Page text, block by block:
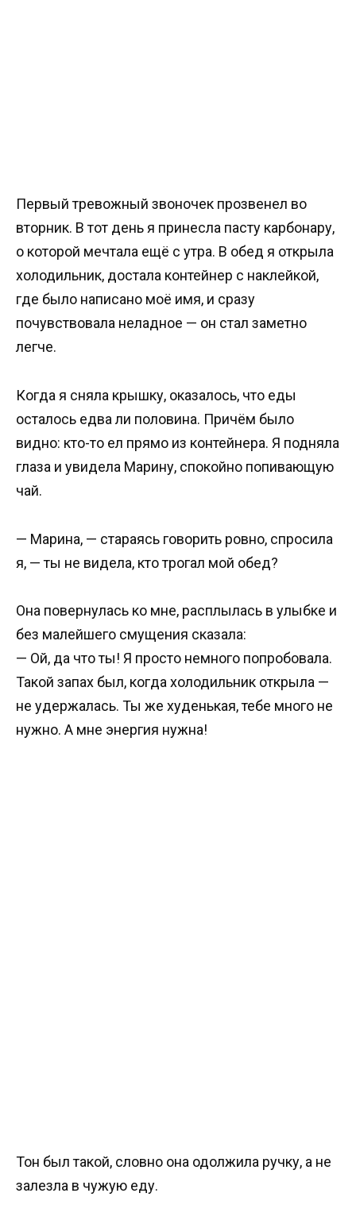
Первый тревожный звоночек прозвенел во
вторник. В тот день я принесла пасту карбонару,
о которой мечтала ещё с утра. В обед я открыла
холодильник, достала контейнер с наклейкой,
где было написано моё имя, и сразу
почувствовала неладное — он стал заметно
легче.
Когда я сняла крышку, оказалось, что еды
осталось едва ли половина. Причём было
видно: кто-то ел прямо из контейнера. Я подняла
глаза и увидела Марину, спокойно попивающую
чай.
— Марина, — стараясь говорить ровно, спросила
я, — ты не видела, кто трогал мой обед?
Она повернулась ко мне, расплылась в улыбке и
без малейшего смущения сказала:
— Ой, да что ты! Я просто немного попробовала.
Такой запах был, когда холодильник открыла —
не удержалась. Ты же худенькая, тебе много не
нужно. А мне энергия нужна!
Тон был такой, словно она одолжила ручку, а не
залезла в чужую еду.